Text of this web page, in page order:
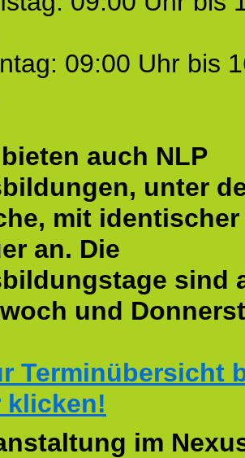
09:00 Uhr bis
auch NLP
unter
mit identischer
an. Die
sind
und
Terminübersicht
klicken!
im